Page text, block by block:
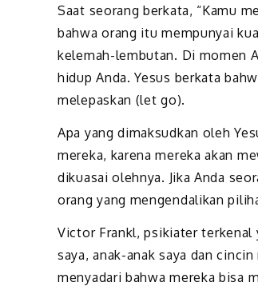
Saat seorang berkata, “Kamu
bahwa orang itu mempunyai
kelemah-lembutan. Di momen
hidup Anda. Yesus berkata
melepaskan (let go).
Apa yang dimaksudkan oleh
mereka, karena mereka akan
dikuasai olehnya. Jika Anda
orang yang mengendalikan
Victor Frankl, psikiater terkenal
saya, anak-anak saya dan
menyadari bahwa mereka bisa